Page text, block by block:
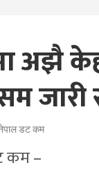
अझै
डट कम
कम –